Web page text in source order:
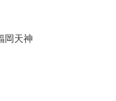
岡天神